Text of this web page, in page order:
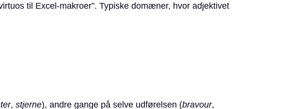
til Excel-makroer”. Typiske domæner, hvor adjektivet
, stjerne), andre gange på selve udførelsen (bravour,